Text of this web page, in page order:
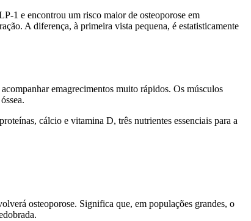
1 e encontrou um risco maior de osteoporose em
A diferença, à primeira vista pequena, é estatisticamente
emagrecimentos muito rápidos. Os músculos
cálcio e vitamina D, três nutrientes essenciais para a
osteoporose. Significa que, em populações grandes, o